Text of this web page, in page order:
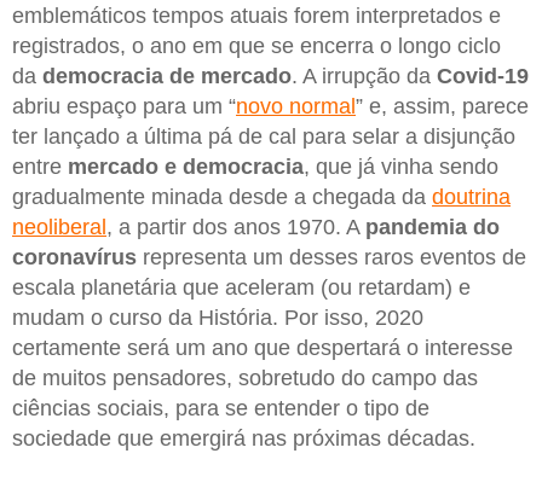
emblemáticos tempos atuais forem interpretados e
registrados, o ano em que se encerra o longo ciclo
da democracia de mercado. A irrupção da Covid-19
abriu espaço para um “novo normal ” e, assim, parece
ter lançado a última pá de cal para selar a disjunção
entre mercado e democracia, que já vinha sendo
gradualmente minada desde a chegada da doutrina
neoliberal , a partir dos anos 1970. A pandemia do
coronavírus representa um desses raros eventos de
escala planetária que aceleram (ou retardam) e
mudam o curso da História. Por isso, 2020
certamente será um ano que despertará o interesse
de muitos pensadores, sobretudo do campo das
ciências sociais, para se entender o tipo de
sociedade que emergirá nas próximas décadas.